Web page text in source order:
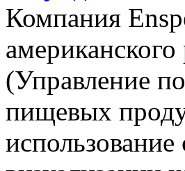
Компания
американского
(Управление
пищевых